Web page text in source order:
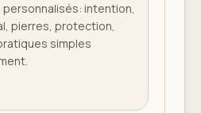
personnalisés: intention,
pierres, protection,
simples